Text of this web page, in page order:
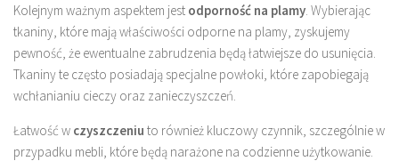
Kolejnym ważnym aspektem jest odporność na plamy . Wybierając
tkaniny, które mają właściwości odporne na plamy, zyskujemy
pewność, że ewentualne zabrudzenia będą łatwiejsze do usunięcia.
Tkaniny te często posiadają specjalne powłoki, które zapobiegają
wchłanianiu cieczy oraz zanieczyszczeń.
Łatwość w czyszczeniu to również kluczowy czynnik, szczególnie w
przypadku mebli, które będą narażone na codzienne użytkowanie.